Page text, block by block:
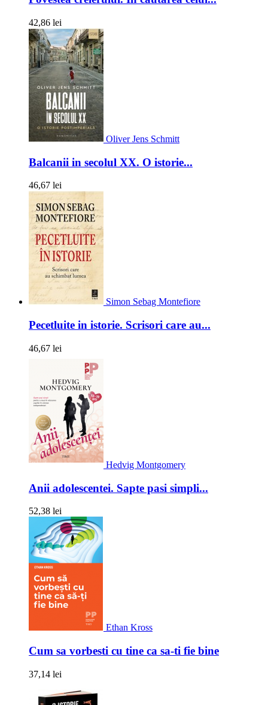
42,86 lei
Oliver Jens Schmitt
Balcanii in secolul XX. O istorie...
46,67 lei
Simon Sebag Montefiore
Pecetluite in istorie. Scrisori care au...
46,67 lei
Hedvig Montgomery
Anii adolescentei. Sapte pasi simpli...
52,38 lei
Ethan Kross
Cum sa vorbesti cu tine ca sa-ti fie bine
37,14 lei